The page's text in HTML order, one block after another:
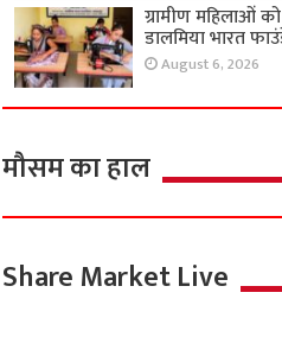
ग्रामीण महिलाओं
डालमिया भारत
August 6, 2026
मौसम का हाल
Share Market Live